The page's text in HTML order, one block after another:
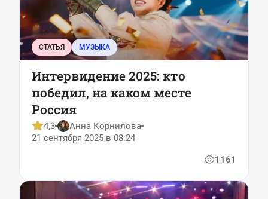
СТАТЬЯ МУЗЫКА
Интервидение 2025: кто
победил, на каком месте
Россия
4,3
Анна Корнилова
21 сентября 2025 в 08:24
1161